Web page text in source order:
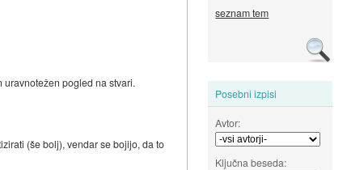
seznam tem
Posebni izpisi
Avtor:
Ključna beseda:
pogled na stvari.
(še bolj), vendar se bojijo, da to